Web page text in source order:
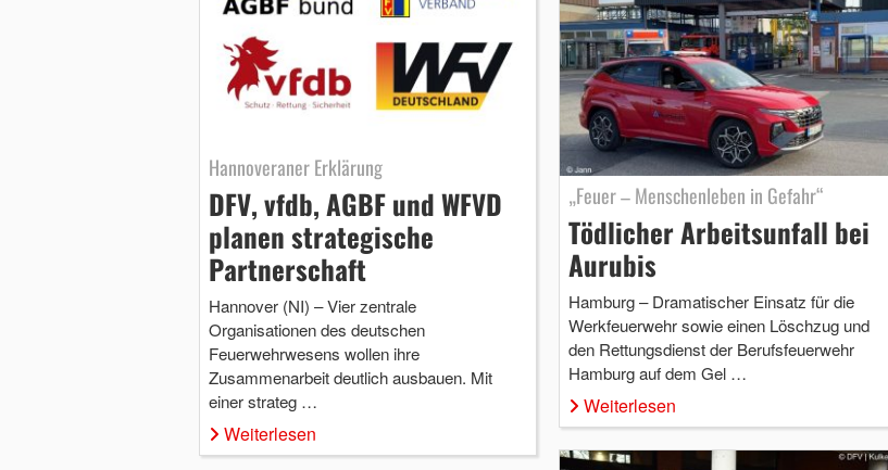
Hannoveraner Erklärung
DFV, vfdb, AGBF und WFVD
planen strategische
Partnerschaft
Hannover (NI) – Vier zentrale
Organisationen des deutschen
Feuerwehrwesens wollen ihre
Zusammenarbeit deutlich ausbauen. Mit
einer strateg …
Weiterlesen
„Feuer – Menschenleben in Gefahr“
Tödlicher Arbeitsunfall bei
Aurubis
Hamburg – Dramatischer Einsatz für die
Werkfeuerwehr sowie einen Löschzug und
den Rettungsdienst der Berufsfeuerwehr
Hamburg auf dem Gel …
Weiterlesen